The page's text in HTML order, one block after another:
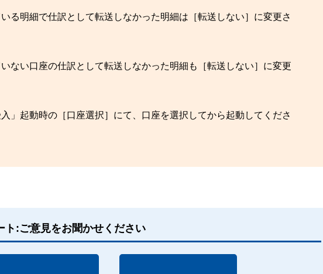
る明細で仕訳として転送しなかった明細は［転送しない］に変更さ
ない口座の仕訳として転送しなかった明細も［転送しない］に変更
」起動時の［口座選択］にて、口座を選択してから起動してくださ
ト:ご意見をお聞かせください